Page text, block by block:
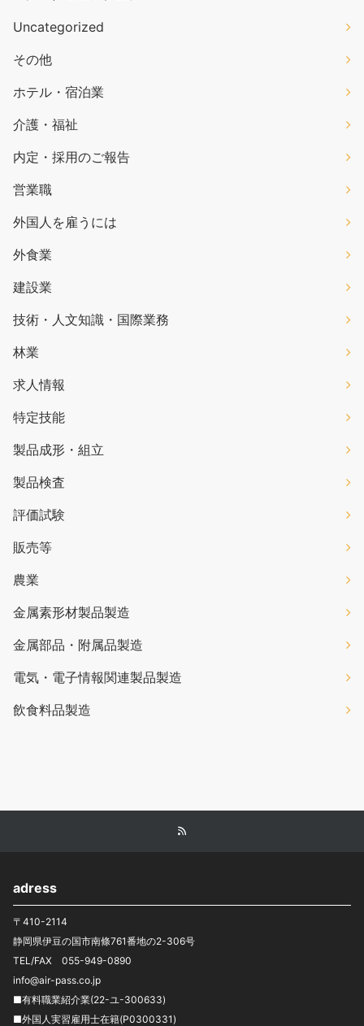
Uncategorized
その他
ホテル・宿泊業
介護・福祉
内定・採用のご報告
営業職
外国人を雇うには
外食業
建設業
技術・人文知識・国際業務
林業
求人情報
特定技能
製品成形・組立
製品検査
評価試験
販売等
農業
金属素形材製品製造
金属部品・附属品製造
電気・電子情報関連製品製造
飲食料品製造
adress
〒410-2114
静岡県伊豆の国市南條761番地の2-306号
TEL/FAX 055-949-0890
info@air-pass.co.jp
■有料職業紹介業(22-ユ-300633)
■外国人実習雇用士在籍(P0300331)